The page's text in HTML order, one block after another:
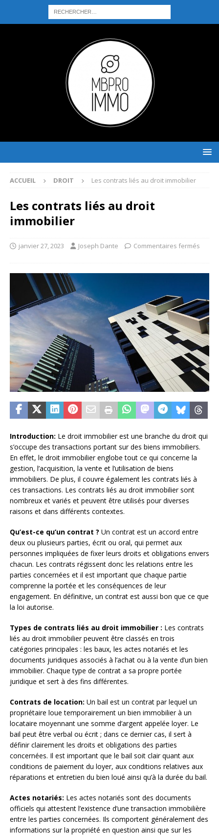
ACCUEIL DROIT Les contrats liés au droit immobilier
Les contrats liés au droit
immobilier
janvier 27, 2023 Joseph Dante Commentaires fermés
Introduction: Le droit immobilier est une branche du droit qui
s’occupe des transactions portant sur des biens immobiliers.
En effet, le droit immobilier englobe tout ce qui concerne la
gestion, l’acquisition, la vente et l’utilisation de biens
immobiliers. De plus, il couvre également les contrats liés à
ces transactions. Les contrats liés au droit immobilier sont
nombreux et variés et peuvent être utilisés pour diverses
raisons et dans différents contextes.
Qu’est-ce qu’un contrat ? Un contrat est un accord entre
deux ou plusieurs parties, écrit ou oral, qui permet aux
personnes impliquées de fixer leurs droits et obligations envers
chacun. Les contrats régissent donc les relations entre les
parties concernées et il est important que chaque partie
comprenne la portée et les conséquences de leur
engagement. En définitive, un contrat est aussi bon que ce que
la loi autorise.
Types de contrats liés au droit immobilier : Les contrats
liés au droit immobilier peuvent être classés en trois
catégories principales : les baux, les actes notariés et les
documents juridiques associés à l’achat ou à la vente d’un bien
immobilier. Chaque type de contrat a sa propre portée
juridique et sert à des fins différentes.
Contrats de location: Un bail est un contrat par lequel un
propriétaire loue temporairement un bien immobilier à un
locataire moyennant une somme d’argent appelée loyer. Le
bail peut être verbal ou écrit ; dans ce dernier cas, il sert à
définir clairement les droits et obligations des parties
concernées. Il est important que le bail soit clair quant aux
conditions de paiement du loyer, aux conditions relatives aux
réparations et entretien du bien loué ainsi qu’à la durée du bail.
Actes notariés: Les actes notariés sont des documents
officiels qui attestent l’existence d’une transaction immobilière
entre les parties concernées. Ils comportent généralement des
informations sur la propriété en question ainsi que sur les